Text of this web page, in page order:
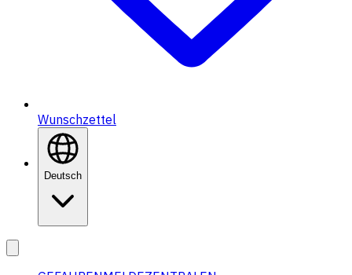
Wunschzettel
Deutsch